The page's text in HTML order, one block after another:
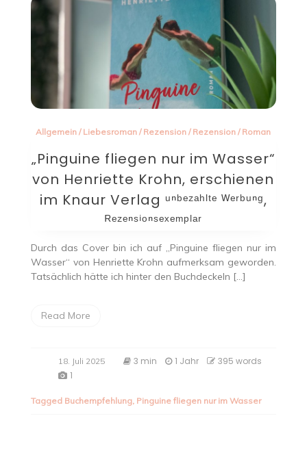
Allgemein / Liebesroman / Rezension / Rezension / Roman
„Pinguine fliegen nur im Wasser“
von Henriette Krohn, erschienen
im Knaur Verlag ᵘⁿᵇᵉᶻᵃʰˡᵗᵉ ᵂᵉʳᵇᵘⁿᵍ,
ᴿᵉᶻᵉⁿˢⁱᵒⁿˢᵉˣᵉᵐᵖˡᵃʳ
Durch das Cover bin ich auf „Pinguine fliegen nur im
Wasser“ von Henriette Krohn aufmerksam geworden.
Tatsächlich hätte ich hinter den Buchdeckeln […]
Read More
18. Juli 2025 3 min 1 Jahr
395 words
1
Tagged Buchempfehlung, Pinguine fliegen nur im Wasser